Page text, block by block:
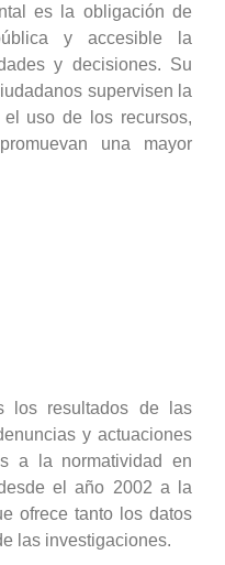
es la obligación de
y accesible la
y decisiones. Su
supervisen la
uso de los recursos,
una mayor
los resultados de las
y actuaciones
a la normatividad en
el año 2002 a la
ofrece tanto los datos
las investigaciones.